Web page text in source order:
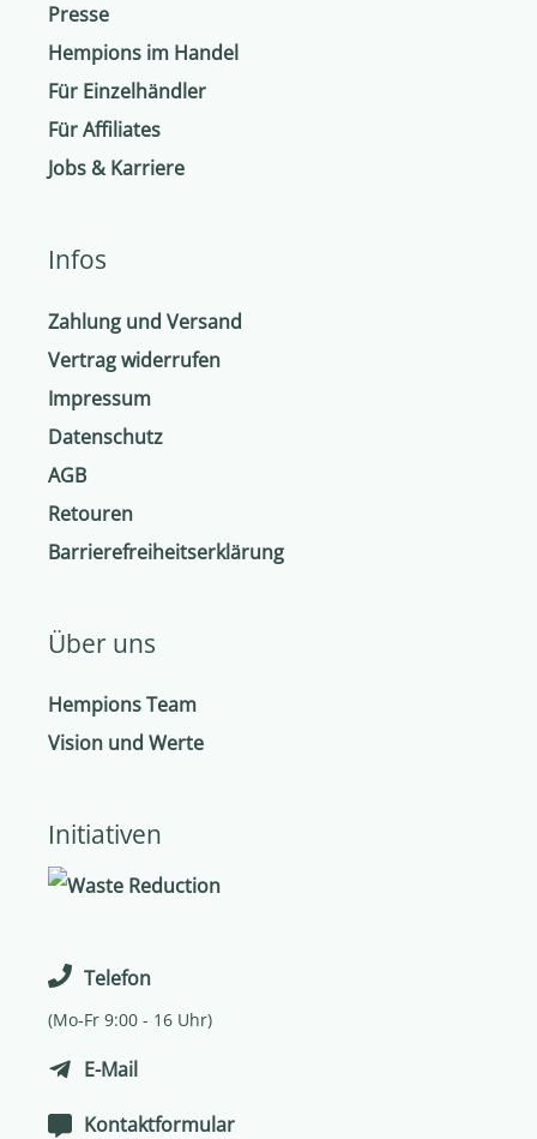
Presse
Hempions im Handel
Für Einzelhändler
Für Affiliates
Jobs & Karriere
Infos
Zahlung und Versand
Vertrag widerrufen
Impressum
Datenschutz
AGB
Retouren
Barrierefreiheitserklärung
Über uns
Hempions Team
Vision und Werte
Initiativen
Telefon
(Mo-Fr 9:00 - 16 Uhr)
E-Mail
Kontaktformular